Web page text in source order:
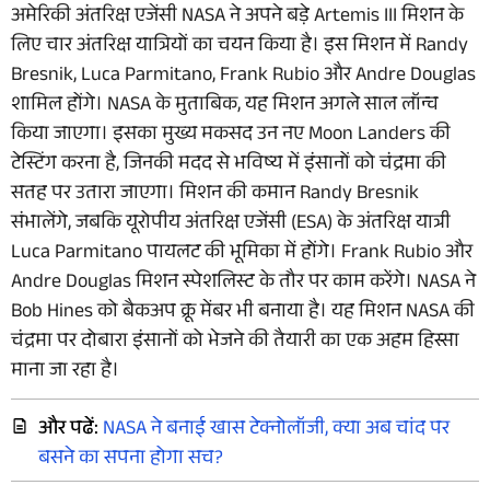
अमेरिकी अंतरिक्ष एजेंसी NASA ने अपने बड़े Artemis III मिशन के
लिए चार अंतरिक्ष यात्रियों का चयन किया है। इस मिशन में Randy
Bresnik, Luca Parmitano, Frank Rubio और Andre Douglas
शामिल होंगे। NASA के मुताबिक, यह मिशन अगले साल लॉन्च
किया जाएगा। इसका मुख्य मकसद उन नए Moon Landers की
टेस्टिंग करना है, जिनकी मदद से भविष्य में इंसानों को चंद्रमा की
सतह पर उतारा जाएगा। मिशन की कमान Randy Bresnik
संभालेंगे, जबकि यूरोपीय अंतरिक्ष एजेंसी (ESA) के अंतरिक्ष यात्री
Luca Parmitano पायलट की भूमिका में होंगे। Frank Rubio और
Andre Douglas मिशन स्पेशलिस्ट के तौर पर काम करेंगे। NASA ने
Bob Hines को बैकअप क्रू मेंबर भी बनाया है। यह मिशन NASA की
चंद्रमा पर दोबारा इंसानों को भेजने की तैयारी का एक अहम हिस्सा
माना जा रहा है।
और पढें: NASA ने बनाई खास टेक्नोलॉजी, क्या अब चांद पर
बसने का सपना होगा सच?